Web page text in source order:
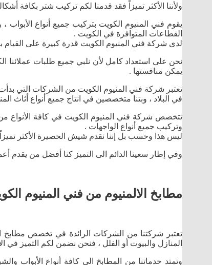
ولأننا الأكثر تميزاً فقد قدمنا لكم تركيب شتر بكافة
يقوم فني المنيوم الكويت بتركيب جميع أنواع
القطاعات المتوافرة في الكويت .
لدى شركة فني المنيوم الكويت قدرة كبيرة على القيام
نحن على استعداد كامل لأن نلبي جميع طلبات عملائنا
يمكن منافستها .
تعتبر شركة فني المنيوم الكويت من الشركات التي
في البلاد ، وبتنا متخصصين في انتاج جميع أنواع أثاث
تتخصص شركة فني المنيوم الكويت في كافة الأنواع
وتركيب جميع أنواع الواجهات .
ليس هذا وحسب بل إننا نقدم شيش الحصيرة الأكثر تميزاً
وفي إطار سعينا الدائم الى التميز كنا أفضل من يقدم
مطابخ الالمنيوم من فني المنيوم
تعتبر شركتنا من الشركات الرائدة في تخصص مطابخ
المنازل والبيوت أو الفلل ، فنحن نضمن لكم التميز في
وتمتد خدماتنا من المطابخ الى كافة أنواع الأبواب